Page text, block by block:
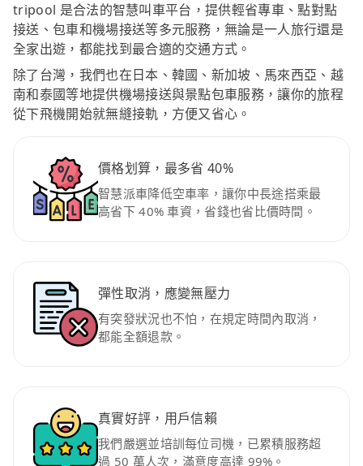
tripool 是合法的智慧叫車平台，提供輕省專車、點對點
接送、包車和機場接送等多元服務，無論是一人旅行還是
全家出遊，都能找到最合適的交通方式。
除了台灣，我們也在日本、韓國、新加坡、馬來西亞、越
南和泰國等地提供機場接送與景點包車服務，讓你的旅程
從下飛機開始就無縫接軌，方便又省心。
價格划算，最多省 40%
智慧派車降低空車率，讓你中長途搭乘最
高省下 40% 車資，省錢也省比價時間。
彈性取消，應變無壓力
有突發狀況也不怕，在規定時間內取消，
都能全額退款。
真實好評，用戶信賴
我們嚴選並培訓每位司機，已累積服務超
過 50 萬人次，滿意度高達 99%。